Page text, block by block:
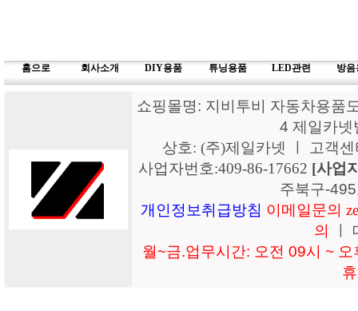
홈으로 회사소개 DIY용품 튜닝용품 LED관련 방음
쇼핑몰명: 지비투비 자동차용품
4 제일카
상호: (주)제일카넷 ㅣ 고객
사업자번호:409-86-17662 [사업
주북구-
개인정보취급방침 이메일문의
의
월~금.업무시간: 오전 09시 ~